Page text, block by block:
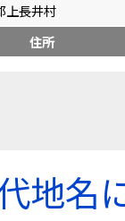
上長井村
住所
地名